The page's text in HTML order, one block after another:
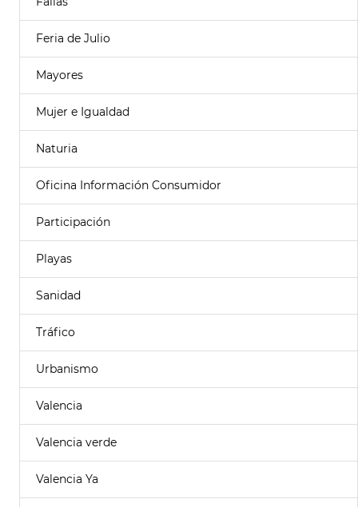
Feria de Julio
Mayores
Mujer e Igualdad
Naturia
Oficina Información Consumidor
Participación
Playas
Sanidad
Tráfico
Urbanismo
Valencia
Valencia verde
Valencia Ya